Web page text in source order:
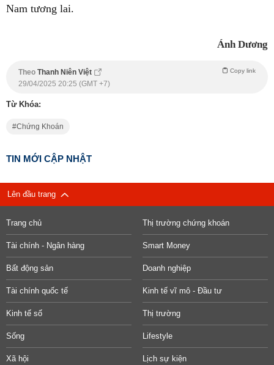
Nam tương lai.
Ánh Dương
Theo Thanh Niên Việt Copy link
29/04/2025 20:25 (GMT +7)
Từ Khóa:
Chứng Khoán
TIN MỚI CẬP NHẬT
Lên đầu trang
Trang chủ Thị trường chứng khoán
Tài chính - Ngân hàng Smart Money
Bất động sản Doanh nghiệp
Tài chính quốc tế Kinh tế vĩ mô - Đầu tư
Kinh tế số Thị trường
Sống Lifestyle
Xã hội Lịch sự kiện